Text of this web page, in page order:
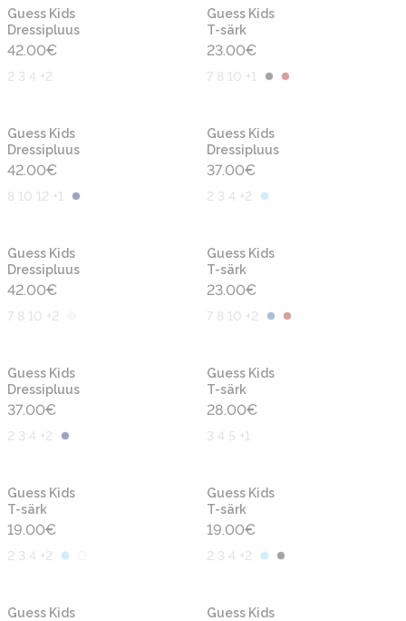
Guess Kids
Dressipluus
42.00€
2 3 4 +2
Guess Kids
T-särk
23.00€
7 8 10 +1
Guess Kids
Dressipluus
42.00€
8 10 12 +1
Guess Kids
Dressipluus
37.00€
2 3 4 +2
Guess Kids
Dressipluus
42.00€
7 8 10 +2
Guess Kids
T-särk
23.00€
7 8 10 +2
Guess Kids
Dressipluus
37.00€
2 3 4 +2
Guess Kids
T-särk
28.00€
3 4 5 +1
Guess Kids
T-särk
19.00€
2 3 4 +2
Guess Kids
T-särk
19.00€
2 3 4 +2
Guess Kids
Guess Kids